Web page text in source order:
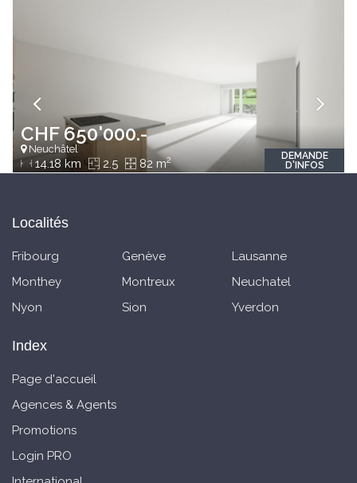
CHF 650'000.-
Neuchâtel
14.18 km 2.5 82 m2
DEMANDE
D'INFOS
Localités
Fribourg Genève
Lausanne
Monthey
Montreux
Neuchatel
Nyon
Sion Yverdon
Index
Page d'accueil
Agences & Agents
Promotions
Login PRO